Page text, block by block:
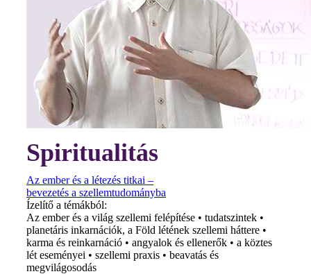
Spiritualitás
Az ember és a létezés titkai –
bevezetés a szellemtudományba
Ízelítő a témákból:
Az ember és a világ szellemi felépítése • tudatszintek •
planetáris inkarnációk, a Föld létének szellemi háttere •
karma és reinkarnáció • angyalok és ellenerők • a köztes
lét eseményei • szellemi praxis • beavatás és
megvilágosodás